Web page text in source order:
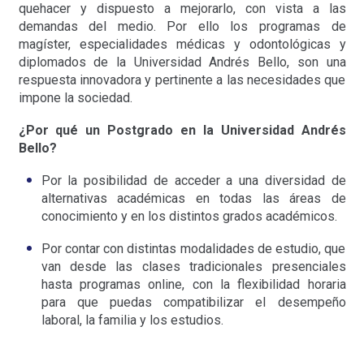
quehacer y dispuesto a mejorarlo, con vista a las
demandas del medio. Por ello los programas de
magíster, especialidades médicas y odontológicas y
diplomados de la Universidad Andrés Bello, son una
respuesta innovadora y pertinente a las necesidades que
impone la sociedad.
¿Por qué un Postgrado en la Universidad Andrés
Bello?
Por la posibilidad de acceder a una diversidad de
alternativas académicas en todas las áreas de
conocimiento y en los distintos grados académicos.
Por contar con distintas modalidades de estudio, que
van desde las clases tradicionales presenciales
hasta programas online, con la flexibilidad horaria
para que puedas compatibilizar el desempeño
laboral, la familia y los estudios.